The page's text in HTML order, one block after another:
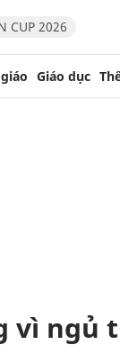
CUP 2026
Giáo dục
vì ngủ